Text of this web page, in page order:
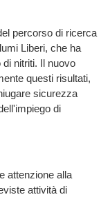
percorso di ricerca
Liberi, che ha
nitriti. Il nuovo
questi risultati,
sicurezza
di
attenzione alla
attività di